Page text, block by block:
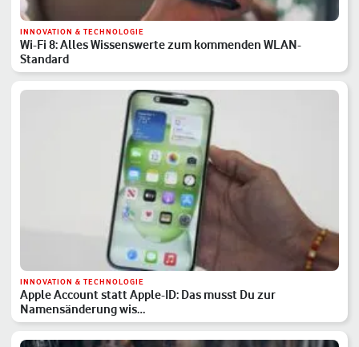
INNOVATION & TECHNOLOGIE
Wi-Fi 8: Alles Wissenswerte zum kommenden WLAN-
Standard
INNOVATION & TECHNOLOGIE
Apple Account statt Apple-ID: Das musst Du zur
Namensänderung wis…